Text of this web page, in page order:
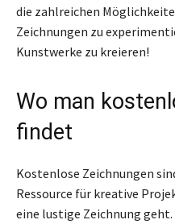
die zahlreichen
Zeichnungen zu
Kunstwerke zu kreieren!
Wo man
findet
Kostenlose Zeichnungen
Ressource für kreative
eine lustige Zeichnung